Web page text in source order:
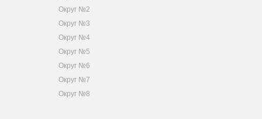
Округ №2
Округ №3
Округ №4
Округ №5
Округ №6
Округ №7
Округ №8